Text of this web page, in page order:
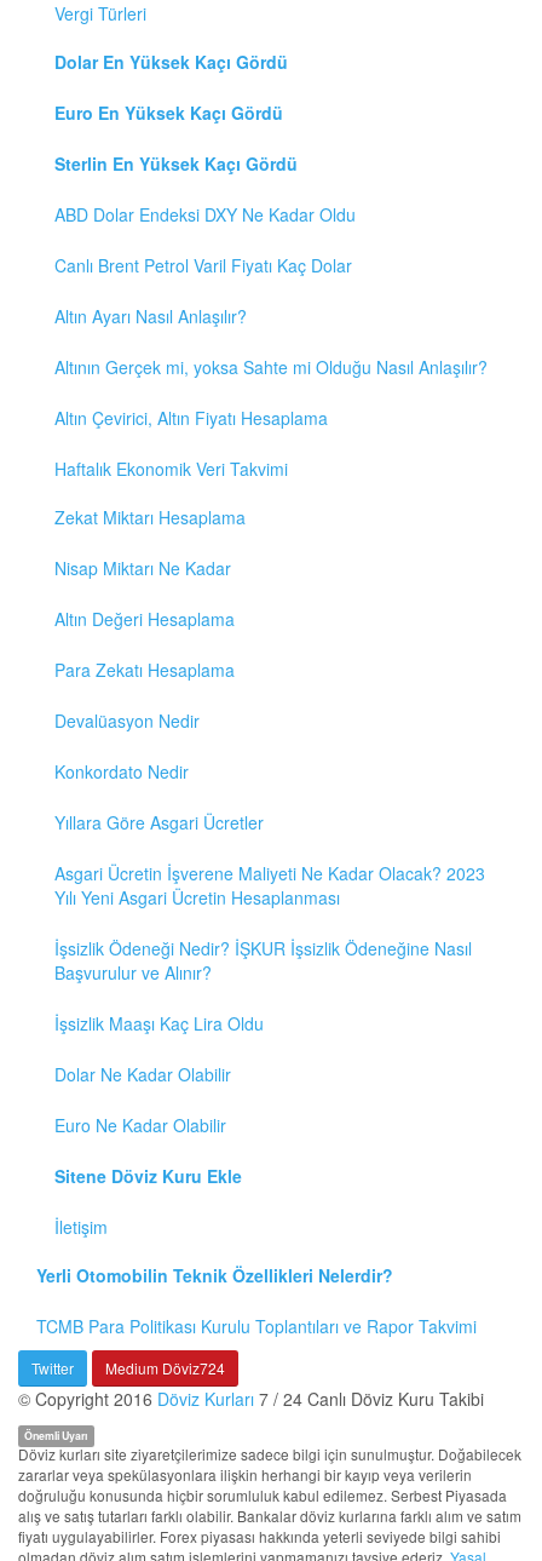
Vergi Türleri
Dolar En Yüksek Kaçı Gördü
Euro En Yüksek Kaçı Gördü
Sterlin En Yüksek Kaçı Gördü
ABD Dolar Endeksi DXY Ne Kadar Oldu
Canlı Brent Petrol Varil Fiyatı Kaç Dolar
Altın Ayarı Nasıl Anlaşılır?
Altının Gerçek mi, yoksa Sahte mi Olduğu Nasıl Anlaşılır?
Altın Çevirici, Altın Fiyatı Hesaplama
Haftalık Ekonomik Veri Takvimi
Zekat Miktarı Hesaplama
Nisap Miktarı Ne Kadar
Altın Değeri Hesaplama
Para Zekatı Hesaplama
Devalüasyon Nedir
Konkordato Nedir
Yıllara Göre Asgari Ücretler
Asgari Ücretin İşverene Maliyeti Ne Kadar Olacak? 2023
Yılı Yeni Asgari Ücretin Hesaplanması
İşsizlik Ödeneği Nedir? İŞKUR İşsizlik Ödeneğine Nasıl
Başvurulur ve Alınır?
İşsizlik Maaşı Kaç Lira Oldu
Dolar Ne Kadar Olabilir
Euro Ne Kadar Olabilir
Sitene Döviz Kuru Ekle
İletişim
Yerli Otomobilin Teknik Özellikleri Nelerdir?
TCMB Para Politikası Kurulu Toplantıları ve Rapor Takvimi
Twitter Medium Döviz724
© Copyright 2016 Döviz Kurları 7 / 24 Canlı Döviz Kuru Takibi
Önemli Uyarı
Döviz kurları site ziyaretçilerimize sadece bilgi için sunulmuştur. Doğabilecek
zararlar veya spekülasyonlara ilişkin herhangi bir kayıp veya verilerin
doğruluğu konusunda hiçbir sorumluluk kabul edilemez. Serbest Piyasada
alış ve satış tutarları farklı olabilir. Bankalar döviz kurlarına farklı alım ve satım
fiyatı uygulayabilirler. Forex piyasası hakkında yeterli seviyede bilgi sahibi